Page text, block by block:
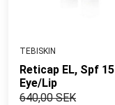
TEBISKIN
Reticap EL, Spf 15
Eye/Lip
640,00 SEK